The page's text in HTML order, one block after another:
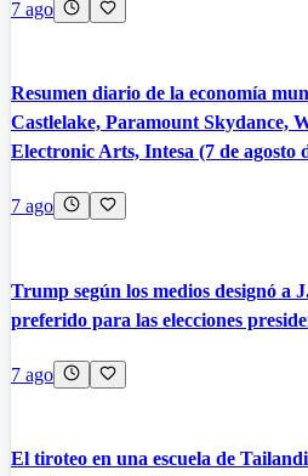
7 ago
Resumen diario de la economía
Castlelake, Paramount Skydance,
Electronic Arts, Intesa (7 de agosto
7 ago
Trump según los medios designó a
preferido para las elecciones
7 ago
El tiroteo en una escuela de